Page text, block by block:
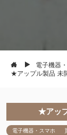
電子機器
★アップル製品 未
★アッ
電子機器・スマホ